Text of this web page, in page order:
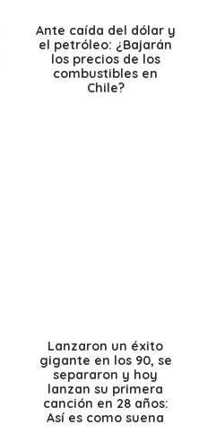
Ante caída del dólar y
el petróleo: ¿Bajarán
los precios de los
combustibles en
Chile?
Lanzaron un éxito
gigante en los 90, se
separaron y hoy
lanzan su primera
canción en 28 años:
Así es como suena